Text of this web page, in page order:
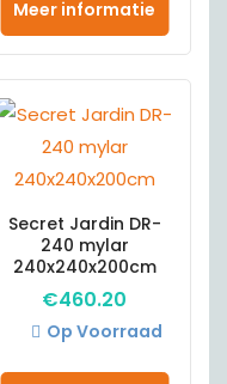
Meer informatie
Secret Jardin DR-
240 mylar
240x240x200cm
€460.20
Op Voorraad